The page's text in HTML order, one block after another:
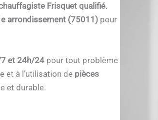
Frisquet qualifié.
arrondissement (75011)pour
et 24h/24pour tout problème
et à l’utilisation de pièces
et durable.